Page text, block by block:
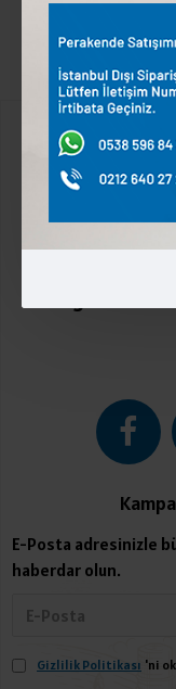
Kurumsal
Üyelik İşlemleri
İletişim
E-Posta adresinizle
haberdar olun.
Gizlilik Politikası 'ni